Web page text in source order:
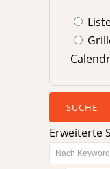
Type
des
de
la
SUCHE
Erweiterte
Nach